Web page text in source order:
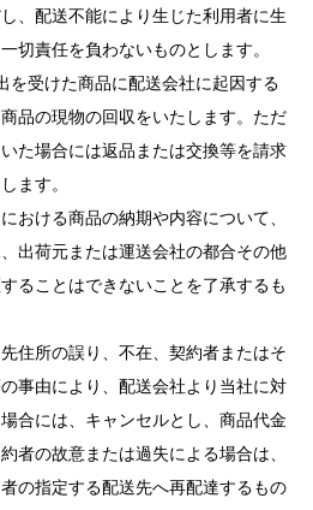
、配送不能により生じた利用者に生
切責任を負わないものとします。
受けた商品に配送会社に起因する
品の現物の回収をいたします。ただ
た場合には返品または交換等を請求
ます。
おける商品の納期や内容について、
出荷元または運送会社の都合その他
ることはできないことを了承するも
住所の誤り、不在、契約者またはそ
事由により、配送会社より当社に対
合には、キャンセルとし、商品代金
者の故意または過失による場合は、
の指定する配送先へ再配達するもの